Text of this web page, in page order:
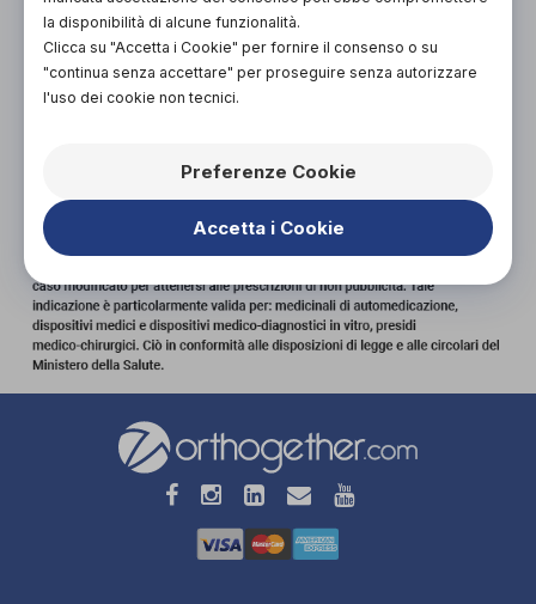
la disponibilità di alcune funzionalità.
Clicca su "Accetta i Cookie" per fornire il consenso o su
"continua senza accettare" per proseguire senza autorizzare
l'uso dei cookie non tecnici.
Preferenze Cookie
Accetta i Cookie